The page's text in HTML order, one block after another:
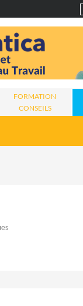
FORMATION
CONSEILS